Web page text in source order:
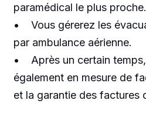
paramédical le plus proche.
• Vous gérerez les
par ambulance aérienne.
• Après un certain
également en mesure de
et la garantie des factures